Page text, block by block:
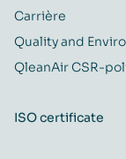
Carrière
Quality and
QleanAir CSR-
ISO certificate